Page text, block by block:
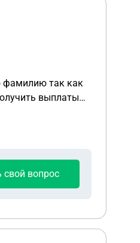
фамилию так как
выплаты
свой вопрос